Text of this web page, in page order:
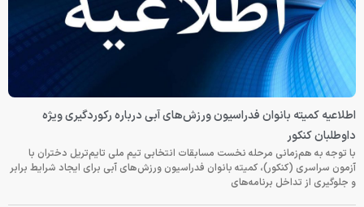
اطلاعیه کمیته بانوان فدراسیون ورزش‌های آبی درباره رکوردگیری ویژه
داوطلبان کنکور
با توجه به هم‌زمانی مرحله نخست مسابقات انتخابی تیم ملی تایم‌تریل دختران با
آزمون سراسری (کنکور)، کمیته بانوان فدراسیون ورزش‌های آبی برای ایجاد شرایط برابر
و جلوگیری از تداخل برنامه‌های